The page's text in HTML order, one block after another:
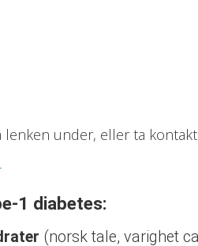
lenken under, eller ta
1 diabetes:
(norsk tale, varighet